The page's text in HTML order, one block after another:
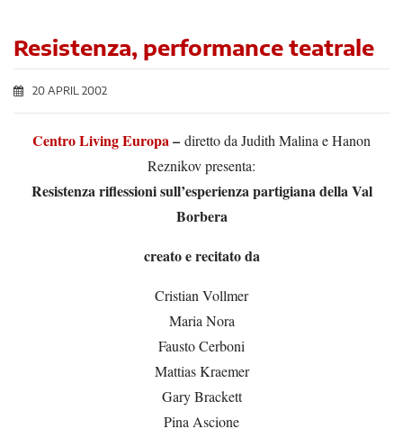
Resistenza, performance teatrale
20 APRIL 2002
Centro Living Europa– diretto da Judith Malina e Hanon
Reznikov presenta:
Resistenza riflessioni sull’esperienza partigiana della Val
Borbera
creato e recitato da
Cristian Vollmer
Maria Nora
Fausto Cerboni
Mattias Kraemer
Gary Brackett
Pina Ascione